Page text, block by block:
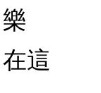
這